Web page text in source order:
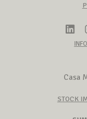
Casa
STOCK